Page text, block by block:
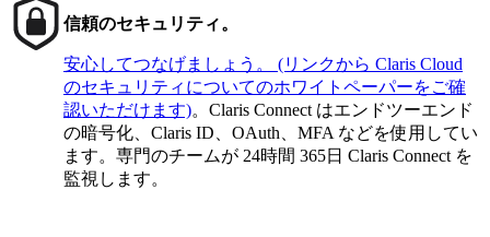
信頼のセキュリティ。
安心してつなげましょう。
(リンクから Claris Cloud
のセキュリティについてのホワイトペーパーをご確
認いただけます)。Claris Connect はエンドツーエンド
の暗号化、Claris ID、OAuth、MFA などを使用してい
ます。専門のチームが 24時間 365日 Claris Connect を
監視します。